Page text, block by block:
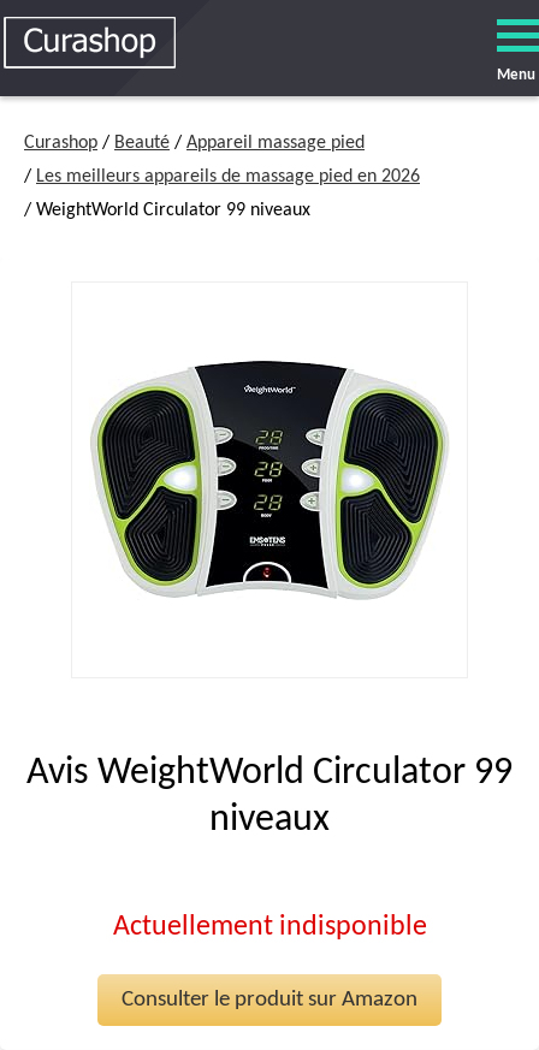
Menu
Curashop / Beauté / Appareil massage pied
/ Les meilleurs appareils de massage pied en 2026
/ WeightWorld Circulator 99 niveaux
Avis WeightWorld Circulator 99
niveaux
Actuellement indisponible
Consulter le produit sur Amazon